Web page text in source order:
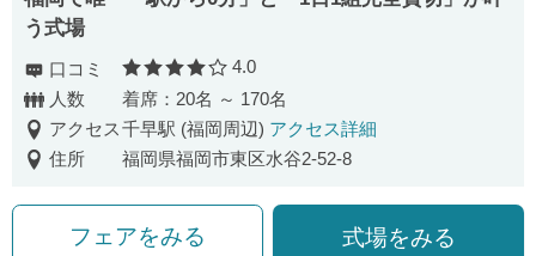
う式場
口コミ 口コミ評価
4.0
人数
着席：20名 ～ 170名
アクセス千早駅 (福岡周辺) アクセス詳細
住所
福岡県福岡市東区水谷2-52-8
フェアをみる 式場をみる